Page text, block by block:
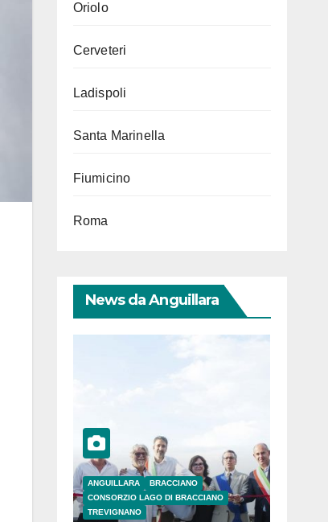
Oriolo
Cerveteri
Ladispoli
Santa Marinella
Fiumicino
Roma
News da Anguillara
ANGUILLARA
BRACCIANO
CONSORZIO LAGO DI BRACCIANO
TREVIGNANO